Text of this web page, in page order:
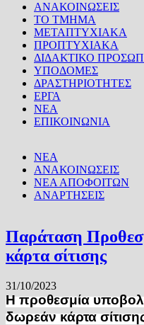
ΑΝΑΚΟΙΝΩΣΕΙΣ
ΤΟ ΤΜΗΜΑ
ΜΕΤΑΠΤΥΧΙΑΚΑ
ΠΡΟΠΤΥΧΙΑΚΑ
ΔΙΔΑΚΤΙΚΟ
ΥΠΟΔΟΜΕΣ
ΔΡΑΣΤΗΡΙΟΤΗΤΕΣ
ΕΡΓΑ
ΝΕΑ
ΕΠΙΚΟΙΝΩΝΙΑ
ΝΕΑ
ΑΝΑΚΟΙΝΩΣΕΙΣ
ΝΕΑ ΑΠΟΦΟΙΤΩΝ
ΑΝΑΡΤΗΣΕΙΣ
Παράταση
κάρτα σίτισης
31/10/2023
Η προθεσμία
δωρεάν κάρτα